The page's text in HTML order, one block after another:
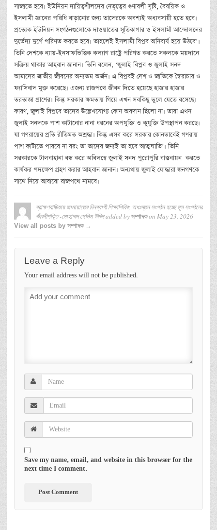
সাজাতে হবে। ইউনিয়ন দায়িত্বশীলদের নেতৃত্বের গুণাবলী সৃষ্টি, বৈষয়িক ও
ইসলামী জ্ঞানের পরিধি বাড়ানোর জন্য তাদেরকে অবশ্যই অধ্যবসায়ী হতে হবে।
প্রত্যেক ইউনিয়ন সংগঠনগুলোকে দাওয়াতের সূতিকাগার ও ইসলামী আন্দোলনের
দুর্ভেদ্য দুর্গে পরিণত করতে হবে। তাহলেই ইসলামী বিপ্লব অনিবার্য হয়ে উঠবে’।
তিনি দেশকে ন্যায়-ইনসাফভিত্তিক কল্যাণ রাষ্ট্রে পরিণত করতে সকলকে ময়দানে
সক্রিয় থাকার আহবান জানান। তিনি বলেন, ‘জুলাই বিপ্লব ও জুলাই সনদ
আমাদের জাতীয় জীবনের অন্যতম অর্জন। এ বিপ্লবই দেশ ও জাতিকে স্বৈরাচার ও
ফ্যাসিবাদ মুক্ত করেছে। এজন্য রাজপথে জীবন দিতে হয়েছে হাজার হাজার
তরতাজা প্রাণের। কিন্তু সরকার ক্ষমতায় গিয়ে এখন সবকিছু ভুলে যেতে বসেছে।
কারণ, জুলাই বিপ্লবে তাদের উল্লেখযোগ্য কোন অবদান ছিলো না। তারা এখন
জুলাই সনদকে পাশ কাটানোর নানা ধরনের অপযুক্তি ও কুযুক্তি উপস্থাপন করছে।
যা গণরায়ের প্রতি রীতিমত অশ্রদ্ধা। কিন্তু এসব করে সরকার কোনভাবেই গণরায়
পাশ কাটাতে পারবে না বরং তা তাদের জন্যই তা হবে আত্মঘাতি’। তিনি
সরকারকে টালবাহানা বন্ধ করে অবিলম্বে জুলাই সনদ পুরোপুরি বাস্তবায়ন করতে
কার্যকর পদক্ষেপ গ্রহণ করার আহবান জানান। অন্যথায় জুলাই যোদ্ধারা জনগণকে
সাথে নিয়ে আবারো রাজপথে নামবে।
ব্রাহ্মণবাড়িয়ায় জামায়াতের দিনব্যাপী শিক্ষাশিবির; অধঃস্তন সংগঠন হচ্ছে মূল সংগঠনের
জীবনীশক্তি -মোহাম্মদ সেলিম উদ্দিনadded by সম্পাদকon May 23, 2026
View all posts by সম্পাদক →
Leave a Reply
Your email address will not be published.
Save my name, email, and website in this browser for the
next time I comment.